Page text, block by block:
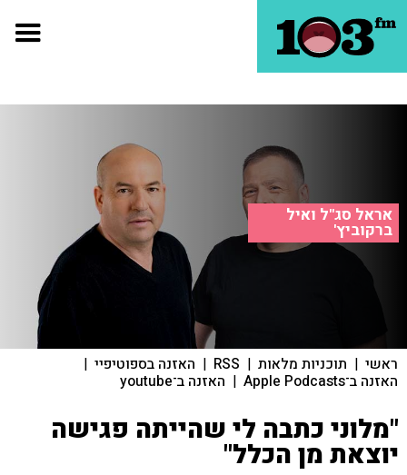
אראל סג"ל ואיל
ברקוביץ'
ראשי | תוכניות מלאות |
RSS
| האזנה בספוטיפיי |
האזנה ב־Apple Podcasts | האזנה ב־youtube
"מלוני כתבה לי שהייתה פגישה
יוצאת מן הכלל"